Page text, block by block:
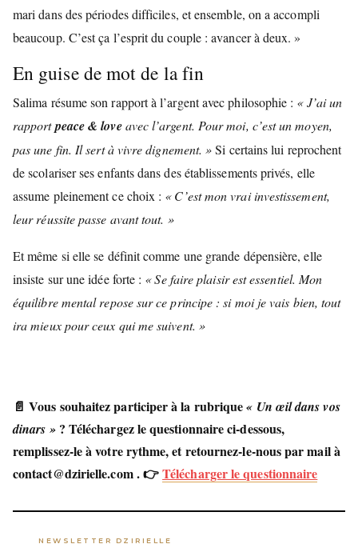
mari dans des périodes difficiles, et ensemble, on a accompli
beaucoup. C’est ça l’esprit du couple : avancer à deux. »
En guise de mot de la fin
Salima résume son rapport à l’argent avec philosophie : « J’ai un
rapportpeace & loveavec l’argent. Pour moi, c’est un moyen,
pas une fin. Il sert à vivre dignement. »Si certains lui reprochent
de scolariser ses enfants dans des établissements privés, elle
assume pleinement ce choix : « C’est mon vrai investissement,
leur réussite passe avant tout. »
Et même si elle se définit comme une grande dépensière, elle
insiste sur une idée forte : « Se faire plaisir est essentiel. Mon
équilibre mental repose sur ce principe : si moi je vais bien, tout
ira mieux pour ceux qui me suivent. »
📄 Vous souhaitez participer à la rubrique« Un œil dans vos
dinars »? Téléchargez le questionnaire ci-dessous,
remplissez-le à votre rythme, et retournez-le-nous par mail à
contact@dzirielle.com . 👉Télécharger le questionnaire
NEWSLETTER DZIRIELLE